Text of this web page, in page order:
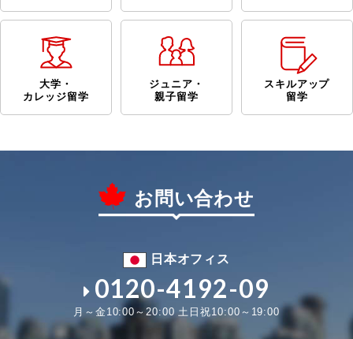
大学・
カレッジ留学
ジュニア・
親子留学
スキルアップ
留学
お問い合わせ
日本オフィス
0120-4192-09
月～金10:00～20:00 土日祝10:00～19:00